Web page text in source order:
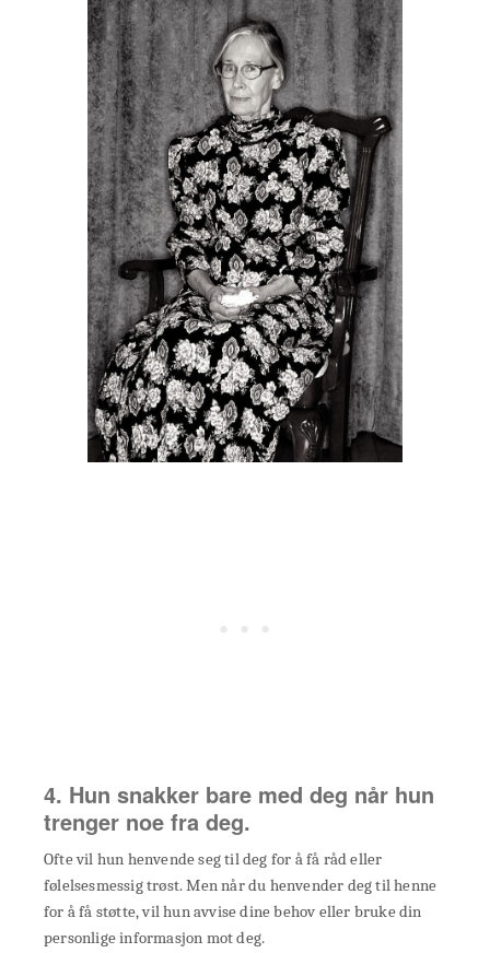
4. Hun snakker bare med deg når hun
trenger noe fra deg.
Ofte vil hun henvende seg til deg for å få råd eller
følelsesmessig trøst. Men når du henvender deg til henne
for å få støtte, vil hun avvise dine behov eller bruke din
personlige informasjon mot deg.